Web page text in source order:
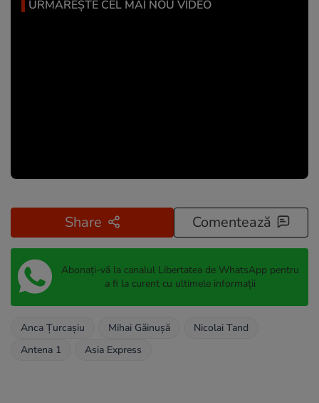
URMĂREȘTE CEL MAI NOU VIDEO
Share Comentează
Abonați-vă la canalul Libertatea de WhatsApp pentru
a fi la curent cu ultimele informații
Anca Țurcașiu Mihai Găinuşă
Nicolai Tand
Antena 1
Asia Express